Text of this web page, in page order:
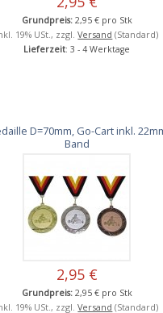
Grundpreis: 2,95 € pro Stk
19% USt., zzgl.Versand (Standard)
Lieferzeit: 3 - 4 Werktage
D=70mm, Go-Cart inkl.
Band
2,95 €
Grundpreis: 2,95 € pro Stk
19% USt., zzgl.Versand (Standard)